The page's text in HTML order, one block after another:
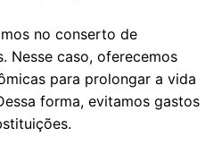
no conserto de
Nesse caso, oferecemos
para prolongar a vida
forma, evitamos gastos